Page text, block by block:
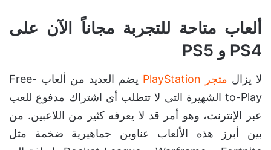
ألعاب متاحة للتجربة مجاناً الآن على
PS4 و PS5
لا يزال متجر PlayStation
يضم العديد من ألعاب Free-
to-Play الشهيرة التي لا تتطلب أي اشتراك مدفوع للعب
عبر الإنترنت، وهو أمر قد لا يعرفه كثير من اللاعبين. من
بين أبرز هذه الألعاب عناوين جماهيرية ضخمة مثل